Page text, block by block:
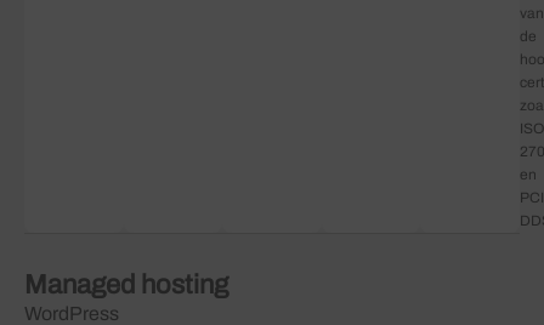
van
de
ISO
en
Managed hosting
WordPress